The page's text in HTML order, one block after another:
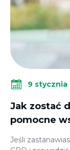
9 stycznia
Jak zostać
pomocne
Jeśli